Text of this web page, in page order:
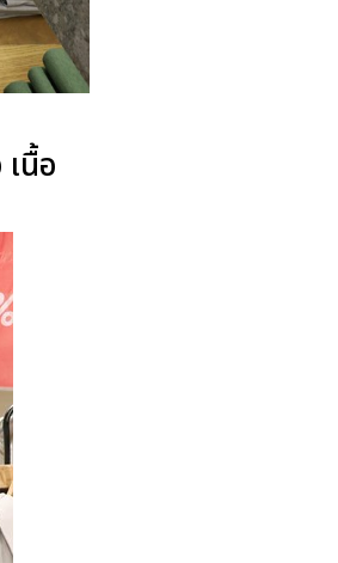
นื้อ